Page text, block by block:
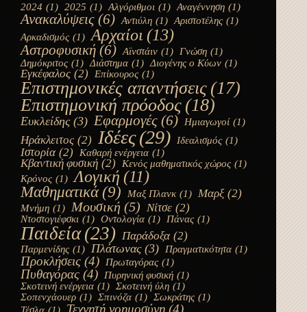
2024 (1) 2025 (1) Αλγόριθμοι (1) Αναγέννηση (1)
Ανακαλύψεις (6) Αντιύλη (1) Αριστοτέλης (1)
Αρκαδισμός (1) Αρχαίοι (13)
Αστροφυσική (6) Αϊνστάιν (1) Γνώση (1)
Δημόκριτος (1) Διάστημα (1) Διογένης ο Κύων (1)
Εγκέφαλος (2) Επίκουρος (1)
Επιστημονικές απαντήσεις (17)
Επιστημονική πρόοδος (18)
Ευκλείδης (3) Εφαρμογές (6) Ημιαγωγοί (1)
Ηράκλειτος (2) Ιδέες(29) Ιδεαλισμός (1)
Ιστορία (2) Καθαρή ενέργεια (1)
Κβαντική φυσική (2) Κενός μαθηματικός χώρος (1)
Κρόνος (1) Λογική (11)
Μαθηματικά (9) Μαξ Πλανκ (1) Μαρξ (2)
Μνήμη (1) Μουσική (5) Νίτσε (2)
Ντοστογιέφσκι (1) Οντολογία (1) Πάνας (1)
Παιδεία (23) Παράδοξα (2)
Παρμενίδης (1) Πλάτωνας (3) Πραγματικότητα (1)
Προκλήσεις (4) Πρωταγόρας (1)
Πυθαγόρας (4) Πυρηνική φυσική (1)
Σκοτεινή ενέργεια (1) Σκοτεινή ύλη (1)
Σοπενχάουερ (1) Σπινόζα (1) Σωκράτης (1)
Τεχνητή νοημοσύνη (4)